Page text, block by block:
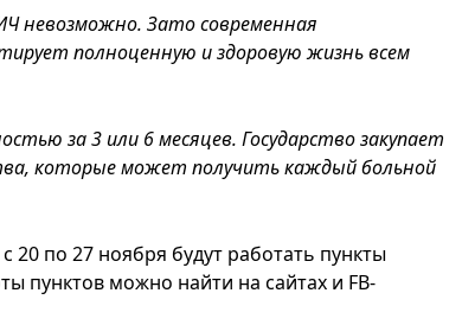
невозможно. Зато современная
полноценную и здоровую жизнь всем
за 3 или 6 месяцев. Государство закупает
которые может получить каждый больной
20 по 27 ноября будут работать пункты
пунктов можно найти на сайтах и FB-